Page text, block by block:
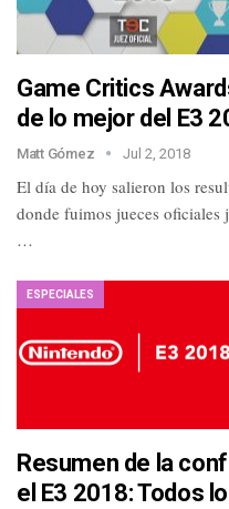
Game Critics
de lo mejor del E3
Matt Gómez Jul 2, 2018
El día de hoy salieron los
donde fuimos jueces oficiales
…
ESPECIALES
Resumen de la
el E3 2018: Todos